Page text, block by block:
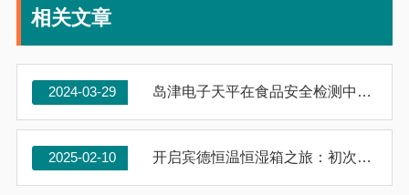
相关文章
2024-03-29 岛津电子天平在食品安全检测中的作用和意义
2025-02-10 开启宾德恒温恒湿箱之旅：初次使用的注意事项